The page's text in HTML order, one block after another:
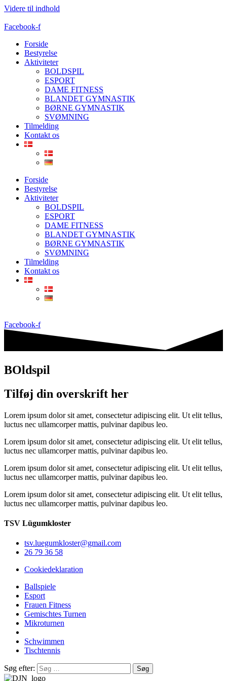
Videre til indhold
Facebook-f
Forside
Bestyrelse
Aktiviteter
BOLDSPIL
ESPORT
DAME FITNESS
BLANDET GYMNASTIK
BØRNE GYMNASTIK
SVØMNING
Tilmelding
Kontakt os
Forside
Bestyrelse
Aktiviteter
BOLDSPIL
ESPORT
DAME FITNESS
BLANDET GYMNASTIK
BØRNE GYMNASTIK
SVØMNING
Tilmelding
Kontakt os
Facebook-f
BOldspil
Tilføj din overskrift her
Lorem ipsum dolor sit amet, consectetur adipiscing elit. Ut elit tellus,
luctus nec ullamcorper mattis, pulvinar dapibus leo.
Lorem ipsum dolor sit amet, consectetur adipiscing elit. Ut elit tellus,
luctus nec ullamcorper mattis, pulvinar dapibus leo.
Lorem ipsum dolor sit amet, consectetur adipiscing elit. Ut elit tellus,
luctus nec ullamcorper mattis, pulvinar dapibus leo.
Lorem ipsum dolor sit amet, consectetur adipiscing elit. Ut elit tellus,
luctus nec ullamcorper mattis, pulvinar dapibus leo.
TSV Lügumkloster
tsv.luegumkloster@gmail.com
26 79 36 58
Cookiedeklaration
Ballspiele
Esport
Frauen Fitness
Gemischtes Turnen
Mikroturnen
Schwimmen
Tischtennis
Søg efter: